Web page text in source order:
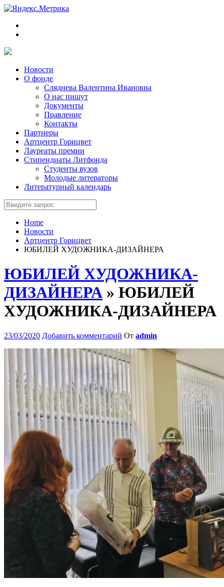
Новости
О фонде
Сляднева Валентина Ивановна
О нас пишут
Документы
Правление
Контакты
Партнеры
Артцентр Горицвет
Лауреаты премии
Стипендиаты Литфонда
Студенты вузов
Молодые литераторы
Литературный календарь
Home
Новости
Артцентр Горицвет
ЮБИЛЕЙ ХУДОЖНИКА-ДИЗАЙНЕРА
ЮБИЛЕЙ ХУДОЖНИКА-
ДИЗАЙНЕРА » ЮБИЛЕЙ
ХУДОЖНИКА-ДИЗАЙНЕРА
23/03/2020 Добавить комментарий От admin